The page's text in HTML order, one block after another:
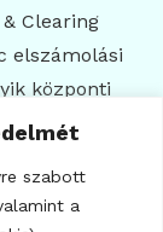
szabott
a
Clearing
elszámolási
központi
mint 50